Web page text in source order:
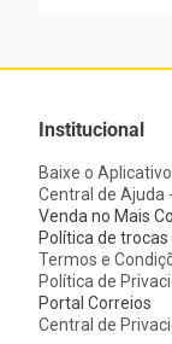
Institucional
Baixe o Aplicativo
Central de Ajuda
Venda no Mais
Política de
Termos e
Política de
Portal Correios
Central de